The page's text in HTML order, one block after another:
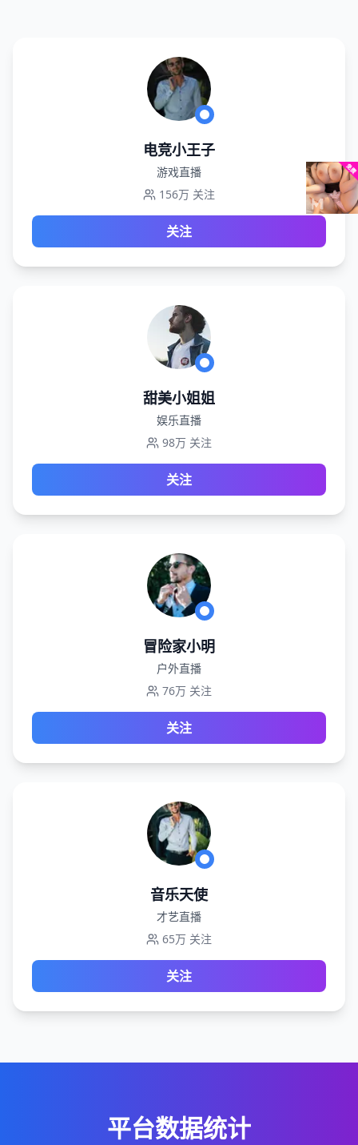
电竞小王子
游戏直播
156万 关注
关注
甜美小姐姐
娱乐直播
98万 关注
关注
冒险家小明
户外直播
76万 关注
关注
音乐天使
才艺直播
65万 关注
关注
平台数据统计